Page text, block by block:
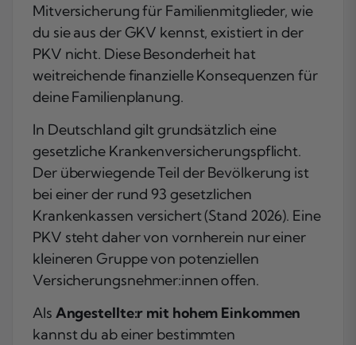
Mitversicherung für Familienmitglieder, wie
du sie aus der GKV kennst, existiert in der
PKV nicht. Diese Besonderheit hat
weitreichende finanzielle Konsequenzen für
deine Familienplanung.
In Deutschland gilt grundsätzlich eine
gesetzliche Krankenversicherungspflicht.
Der überwiegende Teil der Bevölkerung ist
bei einer der rund 93 gesetzlichen
Krankenkassen versichert (Stand 2026). Eine
PKV steht daher von vornherein nur einer
kleineren Gruppe von potenziellen
Versicherungsnehmer:innen offen.
Als Angestellte:r mit hohem Einkommen
kannst du ab einer bestimmten